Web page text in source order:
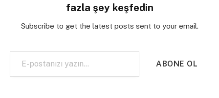
fazla şey keşfedin
Subscribe to get the latest posts sent to your email.
E-postanızı yazın…
ABONE OL